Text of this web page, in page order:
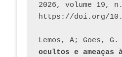
2026, volume 19,
https://doi.org/
Lemos, A; Goes, G.
ocultos e ameaças